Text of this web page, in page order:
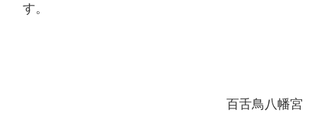
す。
百舌鳥八幡宮